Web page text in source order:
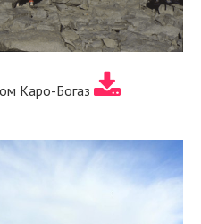
Каро-Богаз